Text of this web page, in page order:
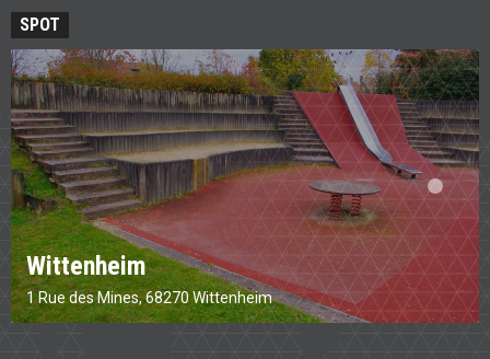
SPOT
Wittenheim
1 Rue des Mines, 68270 Wittenheim